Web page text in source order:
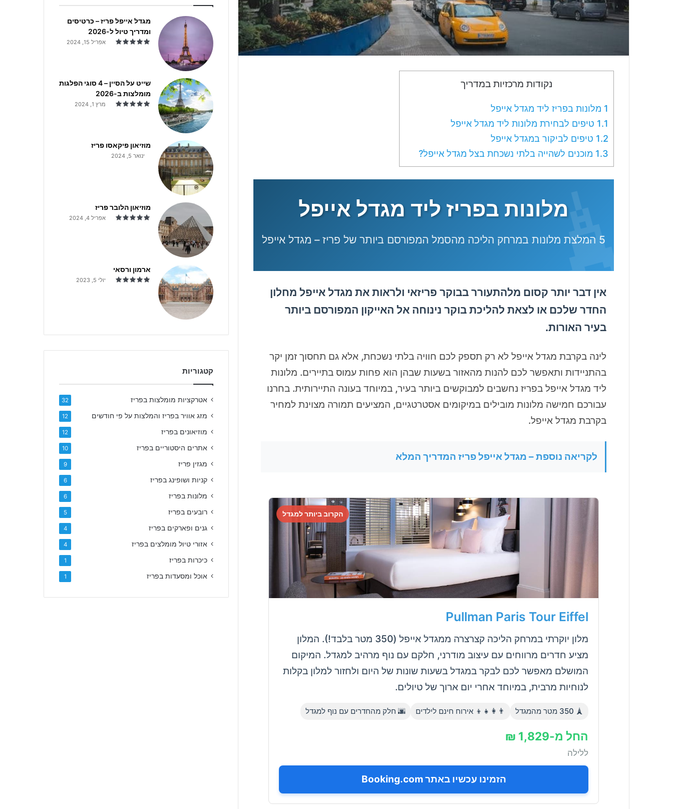
נקודות מרכזיות במדריך
1 מלונות בפריז ליד מגדל אייפל
1.1 טיפים לבחירת מלונות ליד מגדל אייפל
1.2 טיפים לביקור במגדל אייפל
1.3 מוכנים לשהייה בלתי נשכחת בצל מגדל אייפל?
🗼מלונות בפריז ליד מגדל אייפל
5 המלצת מלונות במרחק הליכה מהסמל המפורסם ביותר של פריז – מגדל אייפל
אין דבר יותר קסום מלהתעורר בבוקר פריזאי ולראות את מגדל אייפל מחלון
החדר שלכם או לצאת להליכת בוקר נינוחה אל האייקון המפורסם ביותר
בעיר האורות.
לינה בקרבת מגדל אייפל לא רק תספק לכם חוויה בלתי נשכחת, אלא גם תחסוך זמן יקר
בהתניידות ותאפשר לכם להנות מהאזור בשעות שבהן הוא פחות עמוס בתיירים. מלונות
ליד מגדל אייפל בפריז נחשבים למבוקשים ביותר בעיר, במיוחד בעונה התיירותית. בחרנו
עבורכם חמישה מלונות מובילים במיקומים אסטרטגיים, המציעים תמורה מצוינת למחיר
בקרבת מגדל אייפל.
לקריאה נוספת – מגדל אייפל פריז המדריך המלא
הקרוב ביותר למגדל
Pullman Paris Tour Eiffel
מלון יוקרתי במרחק הליכה קצרצרה ממגדל אייפל (350 מטר בלבד!). המלון
מציע חדרים מרווחים עם עיצוב מודרני, חלקם עם נוף מרהיב למגדל. המיקום
המושלם מאפשר לכם לבקר במגדל בשעות שונות של היום ולחזור למלון בקלות
לנוחיות מרבית, במיוחד אחרי יום ארוך של טיולים.
🗼 350 מטר מהמגדל 👨‍👩‍👧‍👦 אירוח חינם לילדים 🌆 חלק מהחדרים עם נוף למגדל
החל מ-1,829 ₪
ללילה
הזמינו עכשיו באתר Booking.com
מגדל אייפל פריז – כרטיסים
ומדריך טיול ל-2026
אפריל 15, 2024
שייט על הסיין – 4 סוגי הפלגות
מומלצות ב-2026
מרץ 1, 2024
מוזיאון פיקאסו פריז
ינואר 5, 2024
מוזיאון הלובר פריז
אפריל 4, 2024
ארמון ורסאי
יולי 5, 2023
קטגוריות
אטרקציות מומלצות בפריז 32
מזג אוויר בפריז והמלצות על פי חודשים 12
מוזיאונים בפריז 12
אתרים היסטוריים בפריז 10
מגזין פריז 9
קניות ושופינג בפריז 6
מלונות בפריז 6
רובעים בפריז 5
גנים ופארקים בפריז 4
אזורי טיול מומלצים בפריז 4
כיכרות בפריז 1
אוכל ומסעדות בפריז 1